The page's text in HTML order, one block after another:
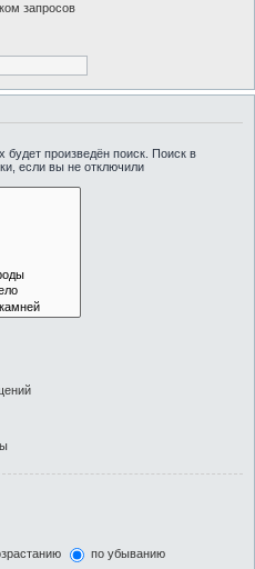
запросов
произведён поиск. Поиск в
если вы не отключили
по убыванию